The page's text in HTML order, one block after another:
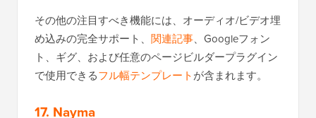
その他の注目すべき機能には、オーディオ/ビデオ埋
め込みの完全サポート、 関連記事、Googleフォン
ト、ギグ、および任意のページビルダープラグイン
で使用できるフル幅テンプレートが含まれます。
17. Nayma